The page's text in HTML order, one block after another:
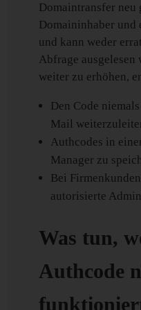
Domaintransfer neu
Domaininhaber und
und kann weder
Abfrage ausgelesen
weiter zu erhöhen,
Den Code
Mail
Authcodes in
Manager zu
Bei
autorisierte
Was tun,
Authcode